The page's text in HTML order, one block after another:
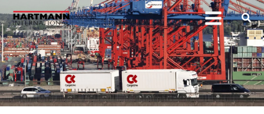
Zum
Inhalt
springen